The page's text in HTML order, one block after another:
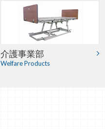
介護事業部
Welfare Products